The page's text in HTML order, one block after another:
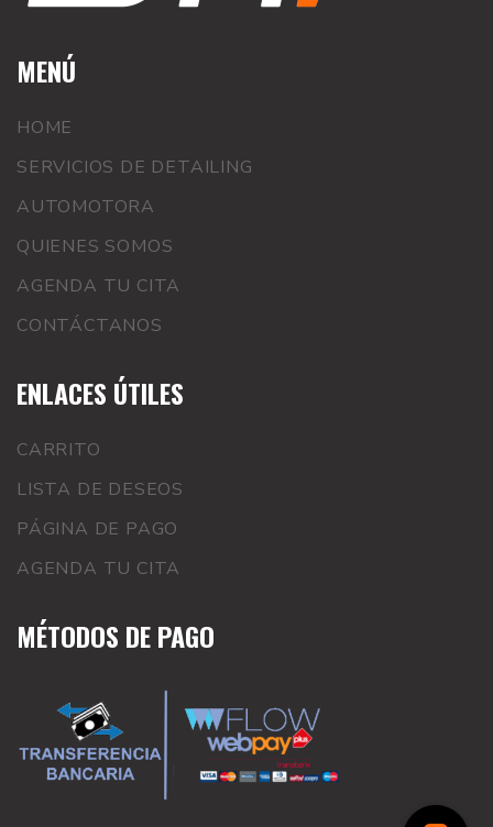
MENÚ
HOME
SERVICIOS DE DETAILING
AUTOMOTORA
QUIENES SOMOS
AGENDA TU CITA
CONTÁCTANOS
ENLACES ÚTILES
CARRITO
LISTA DE DESEOS
PÁGINA DE PAGO
AGENDA TU CITA
MÉTODOS DE PAGO